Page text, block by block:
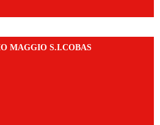
MAGGIO S.I.COBAS